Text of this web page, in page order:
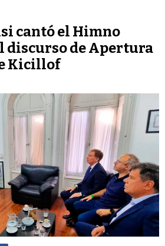
cantó el Himno
discurso de Apertura
Kicillof